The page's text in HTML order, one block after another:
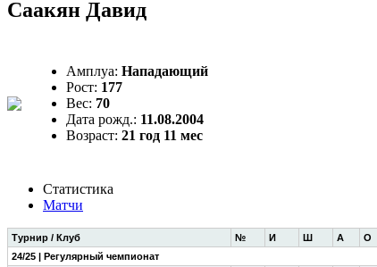
Саакян Давид
Амплуа: Нападающий
Рост: 177
Вес: 70
Дата рожд.: 11.08.2004
Возраст: 21 год 11 мес
Статистика
Матчи
Турнир / Клуб № И Ш А О
24/25 | Регулярный чемпионат